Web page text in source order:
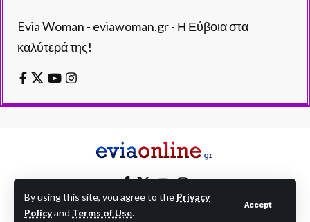
By using this site, you agree to the Privacy
Policyand Terms of Use.
Accept
Evia Woman - eviawoman.gr - Η Εύβοια στα
καλύτερά της!